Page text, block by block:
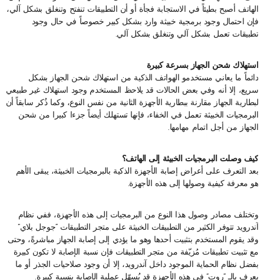
الهاتف أصبح بطيئاً في الاستجابة فجأة أو أن التطبيقات تنفتح وتنغلق بشكل آلي،
فإن احتمال وجود برمجية خبيثة وارد بشكل كبير خصوصاً في حال وجود
تطبيقات تعمل بشكل آلي وتنغلق بشكل آلي.
استهلاك شحن الجهاز بسرعة كبيرة
دائماً ما يعاني مستخدمو الهواتف الذكية من استهلاك شحن الجهاز بشكل
سريع، إلا أنه وفي بعض الحالات قد يلاحظ المستخدم وجود استهلاك غير طبيعي
لبطارية الجهاز مقارنة ببطارية الأجهزة الثانية من نفس النوع، وكما ذُكر سابقاً أن
البرمجيات الخبيثة تعمل في الخفاء، فإنها تستهلك أيضاً جزءا كبيرا من شحن
الجهاز من أجل اتمام مهامها.
كيف وصلت البرمجيات الخبيثة إلى الهاتف؟
بعد التعرف على أعراض إصابة الأجهزة الذكية بالبرمجيات الخبيثة، يبقى الأهم
هو معرفة كيفية وصولها إلى هذه الأجهزة.
وتختلف مصادر وصول هذا النوع من البرمجيات إلى هذه الأجهزة، ففي نظام
آندرويد تتوفر الكثير من التطبيقات الخبيثة على متجر التطبيقات “جوجل بلاي”
وقد يقوم المستخدم بتثبيت أحدها وهو ما يؤدي إلى إصابة الجهاز مباشرةً، وحتى
مع تثبيت تطبيقات مُزيّفة من متجر التطبيقات فإن نسبة الإصابة لا تكون كبيرة
بفضل نظام الحماية الموجود داخل آندرويد، إلا أن وجود صلاحيات الجذر أو ما
يعرف بالـ “روت” في هذه الأجهزة قد يُسهّل عملية الإصابة بنسبة كبيرة.